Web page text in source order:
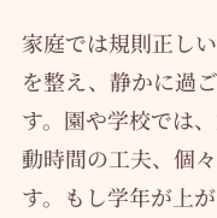
家庭では規則正し
を整え、静かに過
す。園や学校では
動時間の工夫、個
す。もし学年が上